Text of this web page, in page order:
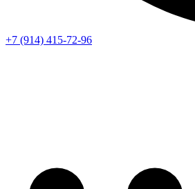
+7 (914) 415-72-96